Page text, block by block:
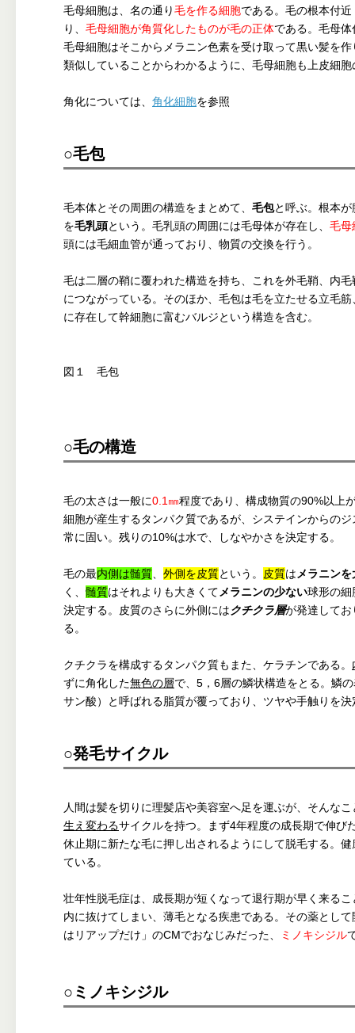
毛母細胞は、名の通り毛を作る細胞である。毛の根本付
り、 毛母細胞が角質化したものが毛の正体である。毛母
毛母細胞はそこからメラニン色素を受け取って黒い髪を
類似していることからわかるように、毛母細胞も上皮細
角化については、 角化細胞を参照
○毛包
毛本体とその周囲の構造をまとめて、 毛包と呼ぶ。根本
を毛乳頭という。毛乳頭の周囲には毛母体が存在し、 毛母
頭には毛細血管が通っており、物質の交換を行う。
毛は二層の鞘に覆われた構造を持ち、これを外毛鞘、内
につながっている。そのほか、毛包は毛を立たせる立毛
に存在して幹細胞に富むバルジという構造を含む。
図１ 毛包
○毛の構造
毛の太さは一般に0.1㎜程度であり、構成物質の90%以上
細胞が産生するタンパク質であるが、システインからの
常に固い。残りの10%は水で、しなやかさを決定する。
毛の最内側は髄質 外側を皮質という。 皮質は メラニン
く、 髄質はそれよりも大きくて メラニンの少ない球形の細
決定する。皮質のさらに外側にはクチクラ層が発達して
る。
クチクラを構成するタンパク質もまた、ケラチンである。
ずに角化した無色の層で、5，6層の鱗状構造をとる。鱗
サン酸）と呼ばれる脂質が覆っており、ツヤや手触りを決
○発毛サイクル
人間は髪を切りに理髪店や美容室へ足を運ぶが、そんな
生え変わるサイクルを持つ。まず4年程度の成長期で伸び
休止期に新たな毛に押し出されるようにして脱毛する。
ている。
壮年性脱毛症は、成長期が短くなって退行期が早く来る
内に抜けてしまい、薄毛となる疾患である。その薬とし
はリアップだけ」のCMでおなじみだった、
ミノキシジル
○ミノキシジル